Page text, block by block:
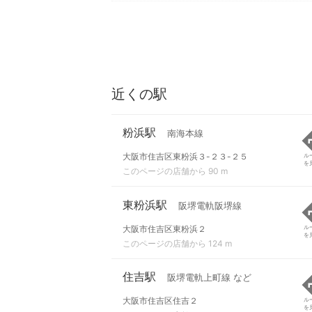
近くの駅
粉浜駅 南海本線
大阪市住吉区東粉浜３-２３-２５
このページの店舗から 90 m
ル
を
東粉浜駅 阪堺電軌阪堺線
大阪市住吉区東粉浜２
このページの店舗から 124 m
ル
を
住吉駅 阪堺電軌上町線 など
大阪市住吉区住吉２
ル
を